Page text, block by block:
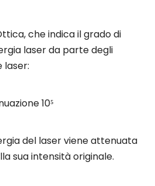
che indica il grado di
laser da parte degli
laser:
10⁵
del laser viene attenuata
sua intensità originale.